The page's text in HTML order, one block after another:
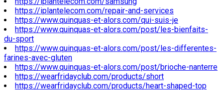
https://iplantelecom.com/repair-and-services
https://www.quinquas-et-alors.com/qui-suis-je
https://www.quinquas-et-alors.com/post/les-bienfaits-
du-sport
https://www.quinquas-et-alors.com/post/les-differentes-
farines-avec-gluten
https://www.quinquas-et-alors.com/post/brioche-nanterre
https://wearfridayclub.com/products/short
https://wearfridayclub.com/products/heart-shaped-top